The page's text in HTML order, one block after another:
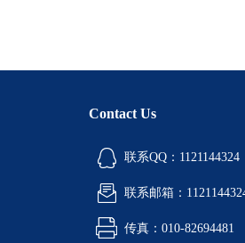
Contact Us
联系QQ：1121144324
联系邮箱：
传真：010-82694481